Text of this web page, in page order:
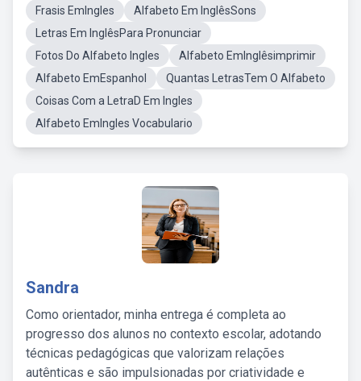
Frasis EmIngles
Alfabeto Em InglêsSons
Letras Em InglêsPara Pronunciar
Fotos Do Alfabeto Ingles
Alfabeto EmInglêsimprimir
Alfabeto EmEspanhol
Quantas LetrasTem O Alfabeto
Coisas Com a LetraD Em Ingles
Alfabeto EmIngles Vocabulario
Sandra
Como orientador, minha entrega é completa ao
progresso dos alunos no contexto escolar, adotando
técnicas pedagógicas que valorizam relações
autênticas e são impulsionadas por criatividade e